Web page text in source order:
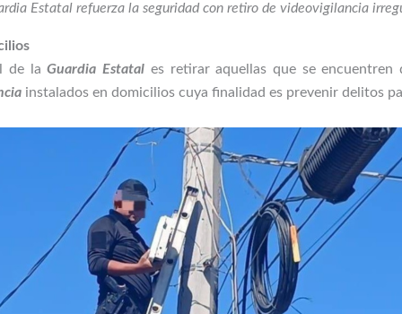
Estatal refuerza la seguridad con retiro de videovigilancia
de laGuardia Estatal es retirar aquellas que se
instalados en domicilios cuya finalidad es prevenir delitos